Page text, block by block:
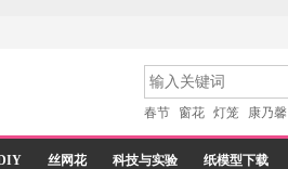
春节 窗花 灯笼 康乃馨
丝网花 科技与实验 纸模型下载